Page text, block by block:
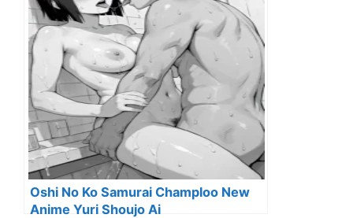
Oshi No Ko Samurai Champloo New
Anime Yuri Shoujo Ai